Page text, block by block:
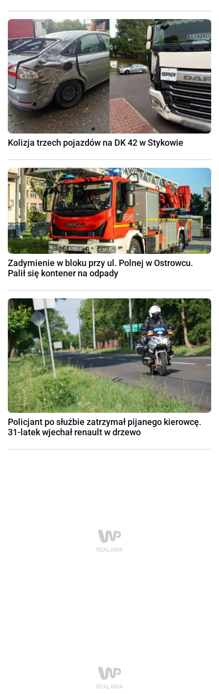
Kolizja trzech pojazdów na DK 42 w Stykowie
Zadymienie w bloku przy ul. Polnej w Ostrowcu.
Palił się kontener na odpady
Policjant po służbie zatrzymał pijanego kierowcę.
31-latek wjechał renault w drzewo